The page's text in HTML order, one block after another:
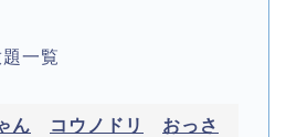
一覧
ん コウノドリ
おっさ